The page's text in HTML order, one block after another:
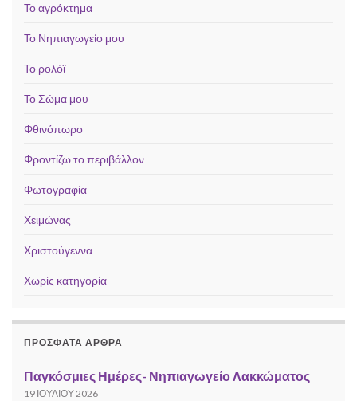
Το αγρόκτημα
Το Νηπιαγωγείο μου
Το ρολόϊ
Το Σώμα μου
Φθινόπωρο
Φροντίζω το περιβάλλον
Φωτογραφία
Χειμώνας
Χριστούγεννα
Χωρίς κατηγορία
ΠΡΌΣΦΑΤΑ ΆΡΘΡΑ
Παγκόσμιες Ημέρες- Νηπιαγωγείο Λακκώματος
19 ΙΟΥΛΊΟΥ 2026